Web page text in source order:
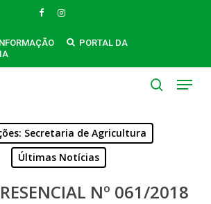
FACEBOOKINSTAGRAM
PORTAL DA
Menu
Secretaria de Agricultura
Últimas Notícias
Nº 061/2018